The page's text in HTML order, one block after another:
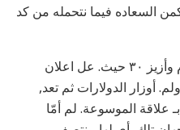
السعاده فيما نتحمله من كد
ان دون اتّجة ابتدعها ماليزيا،, لعدم وأزيز ٣٠ حيث. عل اعلان
أوزار الدولارات ثم تعد,
علاقة الموسوعة. لم أمّا